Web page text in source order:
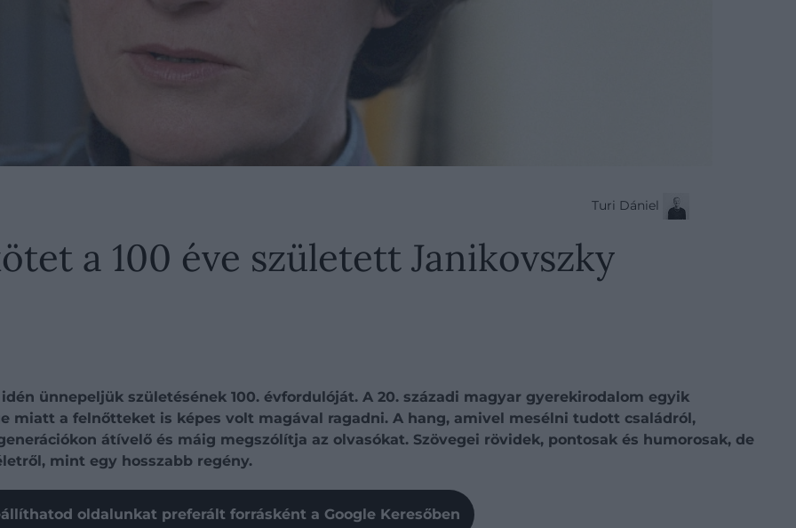
Turi Dániel
a 100 éve született Janikovszky
ünnepeljük születésének 100. évfordulóját. A 20. századi magyar gyerekirodalom egyik
miatt a felnőtteket is képes volt magával ragadni. A hang, amivel mesélni tudott családról,
átívelő és máig megszólítja az olvasókat. Szövegei rövidek, pontosak és humorosak, de
mint egy hosszabb regény.
oldalunkat preferált forrásként a Google Keresőben